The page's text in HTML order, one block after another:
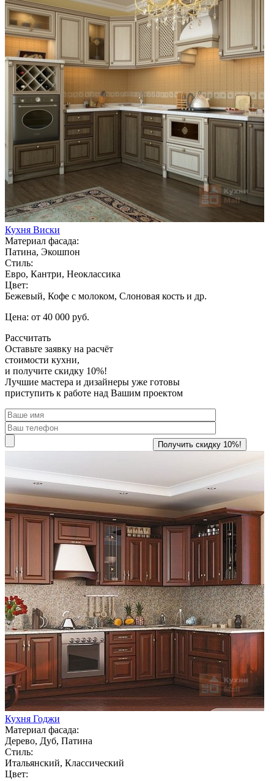
Кухня Виски
Материал фасада:
Патина, Экошпон
Стиль:
Евро, Кантри, Неоклассика
Цвет:
Бежевый, Кофе с молоком, Слоновая кость и др.
Цена: от 40 000 руб.
Рассчитать
Оставьте заявку на расчёт
стоимости кухни,
и получите скидку 10%!
Лучшие мастера и дизайнеры уже готовы
приступить к работе над Вашим проектом
Кухня Годжи
Материал фасада:
Дерево, Дуб, Патина
Стиль:
Итальянский, Классический
Цвет: